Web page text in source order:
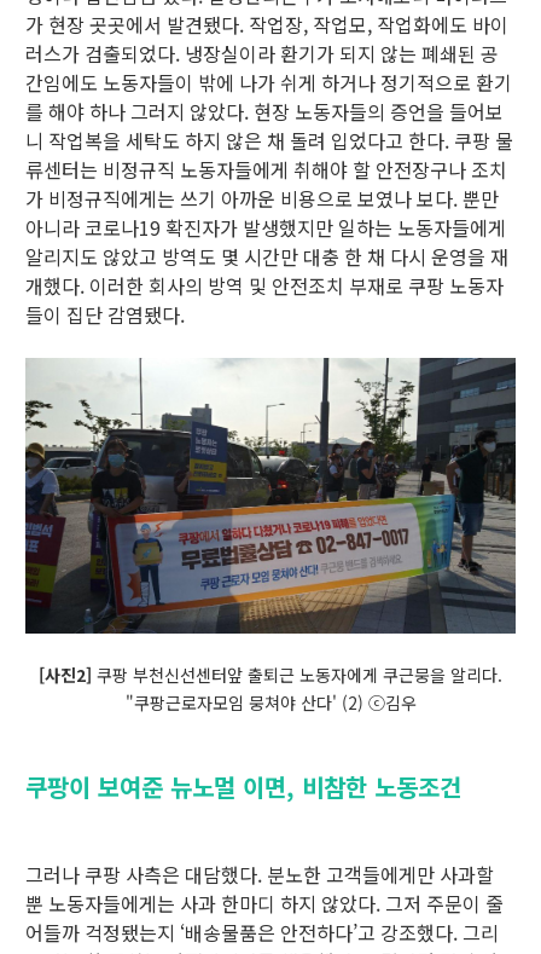
가 현장 곳곳에서 발견됐다. 작업장, 작업모, 작업화에도 바이
러스가 검출되었다. 냉장실이라 환기가 되지 않는 폐쇄된 공
간임에도 노동자들이 밖에 나가 쉬게 하거나 정기적으로 환기
를 해야 하나 그러지 않았다. 현장 노동자들의 증언을 들어보
니 작업복을 세탁도 하지 않은 채 돌려 입었다고 한다. 쿠팡 물
류센터는 비정규직 노동자들에게 취해야 할 안전장구나 조치
가 비정규직에게는 쓰기 아까운 비용으로 보였나 보다. 뿐만
아니라 코로나19 확진자가 발생했지만 일하는 노동자들에게
알리지도 않았고 방역도 몇 시간만 대충 한 채 다시 운영을 재
개했다. 이러한 회사의 방역 및 안전조치 부재로 쿠팡 노동자
들이 집단 감염됐다.
[사진2] 쿠팡 부천신선센터앞 출퇴근 노동자에게 쿠근뭉을 알리다.
"쿠팡근로자모임 뭉쳐야 산다' (2) ⓒ김우
쿠팡이 보여준 뉴노멀 이면, 비참한 노동조건
그러나 쿠팡 사측은 대담했다. 분노한 고객들에게만 사과할
뿐 노동자들에게는 사과 한마디 하지 않았다. 그저 주문이 줄
어들까 걱정됐는지 ‘배송물품은 안전하다’고 강조했다. 그리